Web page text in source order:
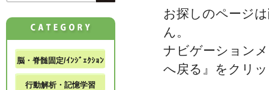
お探しのページ
ん。
ナビゲーション
へ戻る』をクリ
脳・脊髄固定/ｲﾝｼﾞｪｸｼｮﾝ
行動解析・記憶学習